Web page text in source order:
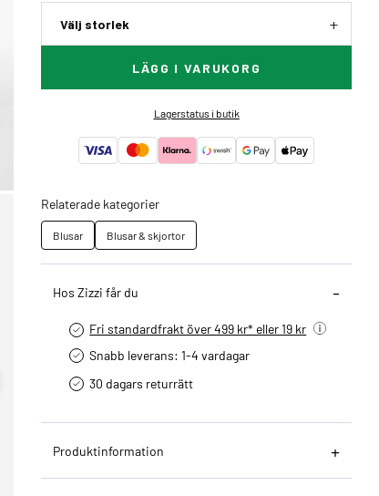
Välj storlek
LÄGG I VARUKORG
Lagerstatus i butik
Relaterade kategorier
Blusar Blusar & skjortor
Hos Zizzi får du
Fri standardfrakt över 499 kr* eller 19 kr
Snabb leverans: 1-4 vardagar
30 dagars returrätt­
Produktinformation